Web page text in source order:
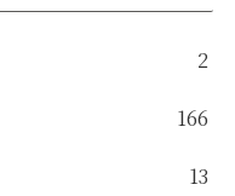
2
166
13